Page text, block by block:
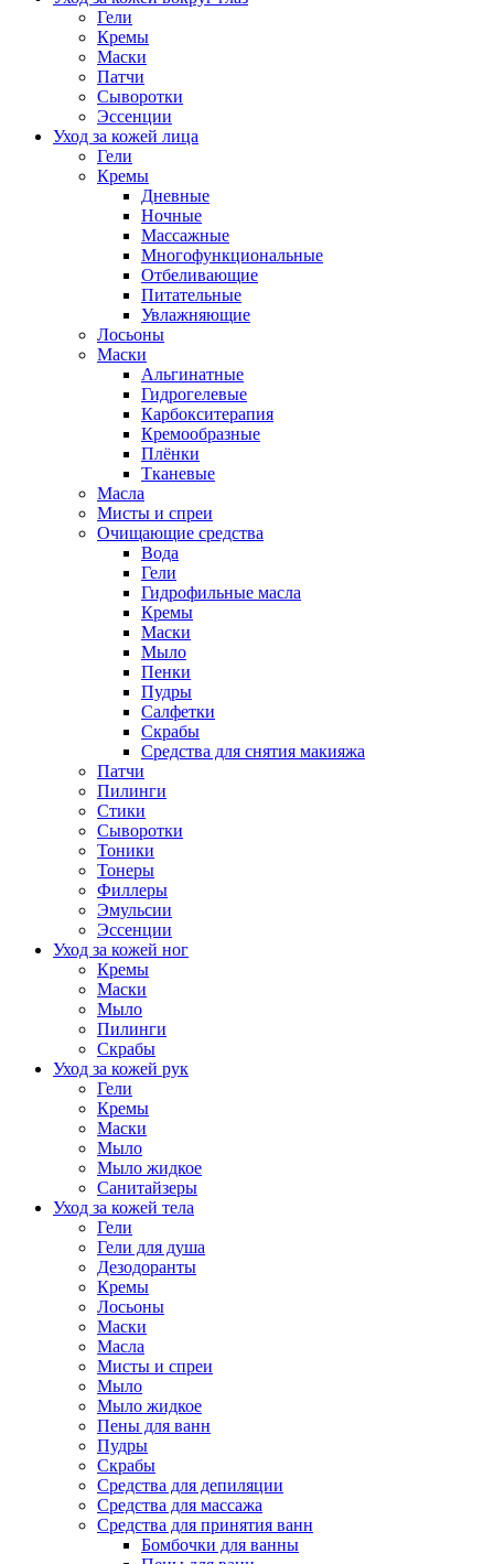
Гели
Кремы
Маски
Патчи
Сыворотки
Эссенции
Уход за кожей лица
Гели
Кремы
Дневные
Ночные
Массажные
Многофункциональные
Отбеливающие
Питательные
Увлажняющие
Лосьоны
Маски
Альгинатные
Гидрогелевые
Карбокситерапия
Кремообразные
Плёнки
Тканевые
Масла
Мисты и спреи
Очищающие средства
Вода
Гели
Гидрофильные масла
Кремы
Маски
Мыло
Пенки
Пудры
Салфетки
Скрабы
Средства для снятия макияжа
Патчи
Пилинги
Стики
Сыворотки
Тоники
Тонеры
Филлеры
Эмульсии
Эссенции
Уход за кожей ног
Кремы
Маски
Мыло
Пилинги
Скрабы
Уход за кожей рук
Гели
Кремы
Маски
Мыло
Мыло жидкое
Санитайзеры
Уход за кожей тела
Гели
Гели для душа
Дезодоранты
Кремы
Лосьоны
Маски
Масла
Мисты и спреи
Мыло
Мыло жидкое
Пены для ванн
Пудры
Скрабы
Средства для депиляции
Средства для массажа
Средства для принятия ванн
Бомбочки для ванны